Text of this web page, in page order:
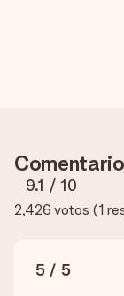
¿La
El precio que se
satisfecho con tu
de alta calidad.
ponte en
incluye la foto
¿Qué formatos
Puedes carga
9.1 / 10
2,426 votos (1
5 / 5